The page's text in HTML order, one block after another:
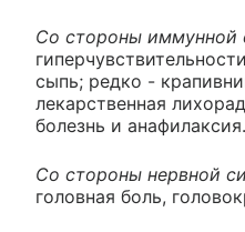
Со стороны иммунной
сыпь; редко -
лекарственная
болезнь и анафилаксия.
Со стороны нервной
головная боль,